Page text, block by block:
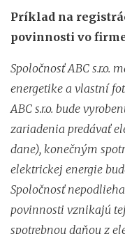
Príklad na
povinnosti vo
Spoločnosť ABC s.r.o.
energetike a vlastní
ABC s.r.o. bude
zariadenia predávať
dane), konečným
elektrickej energie
Spoločnosť
povinnosti vznikajú
spotrebnou daňou z